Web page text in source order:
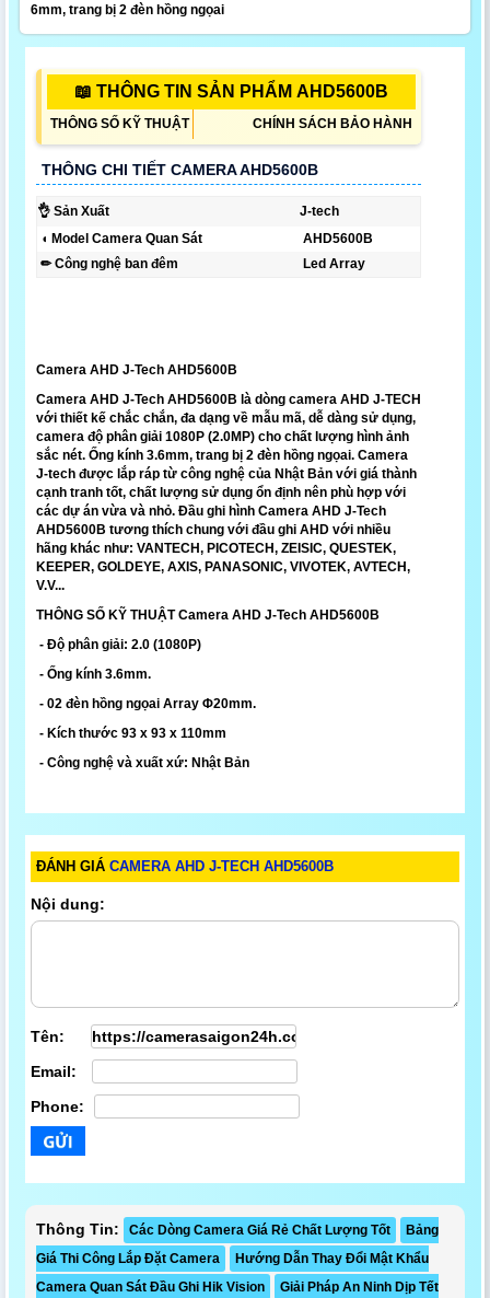
6mm, trang bị 2 đèn hồng ngọai
📖 THÔNG TIN SẢN PHẨM AHD5600B
THÔNG SỐ KỸ THUẬT CHÍNH SÁCH BẢO HÀNH
THÔNG CHI TIẾT CAMERA AHD5600B
👌 Sản Xuất
J-tech
◖ Model Camera Quan Sát
AHD5600B
✏ Công nghệ ban đêm
Led Array
Camera AHD J-Tech AHD5600B
Camera AHD J-Tech AHD5600B là dòng camera AHD J-TECH
với thiết kế chắc chắn, đa dạng về mẫu mã, dễ dàng sử dụng,
camera độ phân giải 1080P (2.0MP) cho chất lượng hình ảnh
sắc nét. Ống kính 3.6mm, trang bị 2 đèn hồng ngọai. Camera
J-tech được lắp ráp từ công nghệ của Nhật Bản với giá thành
cạnh tranh tốt, chất lượng sử dụng ổn định nên phù hợp với
các dự án vừa và nhỏ. Đầu ghi hình Camera AHD J-Tech
AHD5600B tương thích chung với đầu ghi AHD với nhiều
hãng khác như: VANTECH, PICOTECH, ZEISIC, QUESTEK,
KEEPER, GOLDEYE, AXIS, PANASONIC, VIVOTEK, AVTECH,
V.V...
THÔNG SỐ KỸ THUẬT Camera AHD J-Tech AHD5600B
- Độ phân giải: 2.0 (1080P)
- Ống kính 3.6mm.
- 02 đèn hồng ngọai Array Φ20mm.
- Kích thước 93 x 93 x 110mm
- Công nghệ và xuất xứ: Nhật Bản
ĐÁNH GIÁ CAMERA AHD J-TECH AHD5600B
Nội dung:
Tên:
Email:
Phone:
Thông Tin: Các Dòng Camera Giá Rẻ Chất Lượng Tốt
Bảng
Giá Thi Công Lắp Đặt Camera
Hướng Dẫn Thay Đổi Mật Khẩu
Camera Quan Sát Đầu Ghi Hik Vision
Giải Pháp An Ninh Dịp Tết